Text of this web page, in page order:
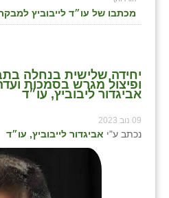
מכתבו של עו״ד לייבוביץ
יחידה שלישית בנחלה
ופיצול מגרש בסמכות
אביגדור ליבוביץ, עו״ד
09 נוב 2023
נכתב ע"י אביגדור לייבוביץ, עו״ד